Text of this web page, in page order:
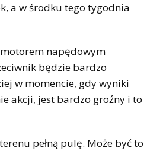
a w środku tego tygodnia
motorem napędowym
będzie bardzo
w momencie, gdy wyniki
akcji, jest bardzo groźny i to
pełną pulę. Może być to